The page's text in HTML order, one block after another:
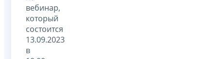
вебинар,
который
состоится
13.09.2023
в